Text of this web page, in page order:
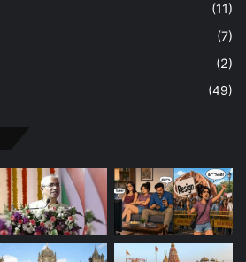
(11)
(7)
(2)
(49)